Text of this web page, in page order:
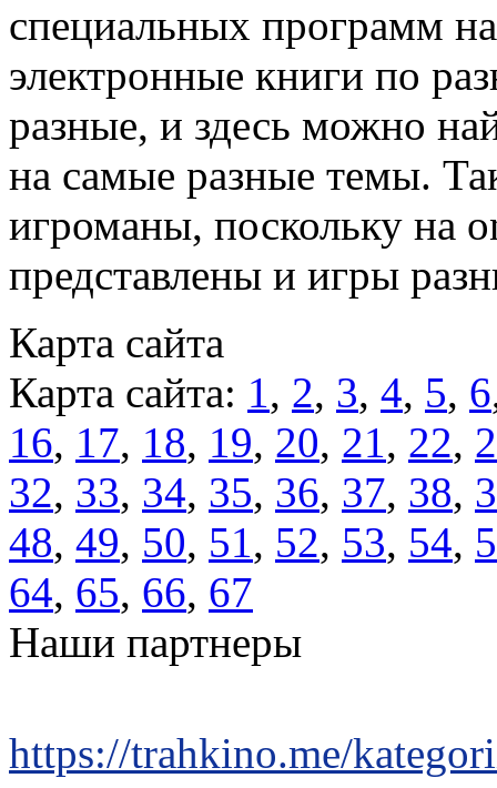
специальных программ
электронные книги по
разные, и здесь можно
на самые разные темы.
игроманы, поскольку на
представлены и игры
Карта сайта
Карта сайта: 1, 2, 3, 4, 5, 6
16, 17, 18, 19, 20, 21, 22,
32, 33, 34, 35, 36, 37, 38,
48, 49, 50, 51, 52, 53, 54,
64, 65, 66, 67
Наши партнеры
https://trahkino.me/